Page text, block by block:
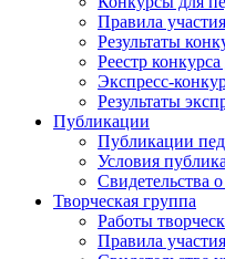
Правила
Результаты
Реестр
Экспресс-
Результаты
Публикации
Публикации
Условия
Свидетельства
Творческая группа
Работы
Правила